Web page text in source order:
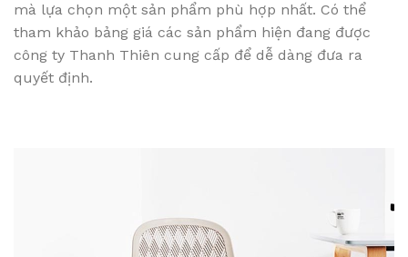
mà lựa chọn một sản phẩm phù hợp nhất. Có thể
tham khảo bảng giá các sản phẩm hiện đang được
công ty Thanh Thiên cung cấp để dễ dàng đưa ra
quyết định.